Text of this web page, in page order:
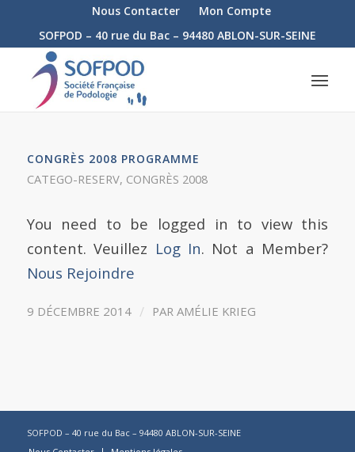
Nous Contacter
Mon Compte
SOFPOD – 40 rue du Bac – 94480 ABLON-SUR-SEINE
CONGRÈS 2008 PROGRAMME
CATEGO-RESERV, CONGRÈS 2008
You need to be logged in to view this
content. Veuillez Log In. Not a Member?
Nous Rejoindre
9 DÉCEMBRE 2014 / PAR AMÉLIE KRIEG
SOFPOD – 40 rue du Bac – 94480 ABLON-SUR-SEINE